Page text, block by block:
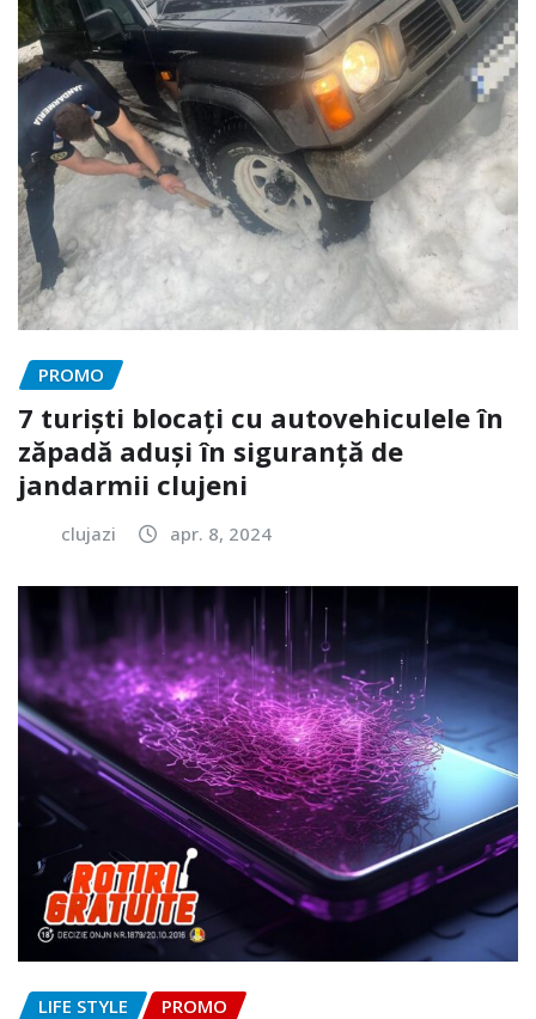
PROMO
7 turiști blocați cu autovehiculele în
zăpadă aduși în siguranță de
jandarmii clujeni
clujazi apr. 8, 2024
LIFE STYLE PROMO